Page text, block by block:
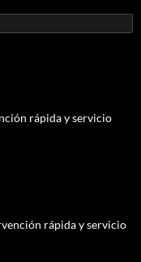
rápida y servicio
rápida y servicio